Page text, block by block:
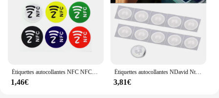
Étiquettes autocollantes NFC NFC213, étiquettes adhésives, étiquettes adhésives, llaveros llaveros Token patrouille, 6 pièces/lot
1,46€
Étiquettes autocollantes NDavid Ntag213, étiquette universelle RFID, 13.56 Z successifs, ISO 14443A, lot de vente en gros, 10 pièces, 20 pièces, 50 pièces
3,81€